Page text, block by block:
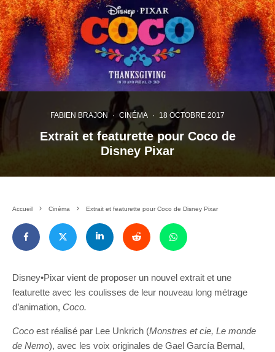
FABIEN BRAJON · CINÉMA · 18 OCTOBRE 2017
Extrait et featurette pour Coco de
Disney Pixar
Accueil Cinéma Extrait et featurette pour Coco de Disney Pixar
Disney•Pixar vient de proposer un nouvel extrait et une
featurette avec les coulisses de leur nouveau long métrage
d’animation, Coco.
Coco est réalisé par Lee Unkrich (Monstres et cie, Le monde
de Nemo), avec les voix originales de Gael García Bernal,